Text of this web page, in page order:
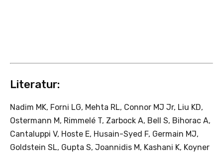
Literatur:
Nadim MK, Forni LG, Mehta RL, Connor MJ Jr, Liu KD,
Ostermann M, Rimmelé T, Zarbock A, Bell S, Bihorac A,
Cantaluppi V, Hoste E, Husain-Syed F, Germain MJ,
Goldstein SL, Gupta S, Joannidis M, Kashani K, Koyner